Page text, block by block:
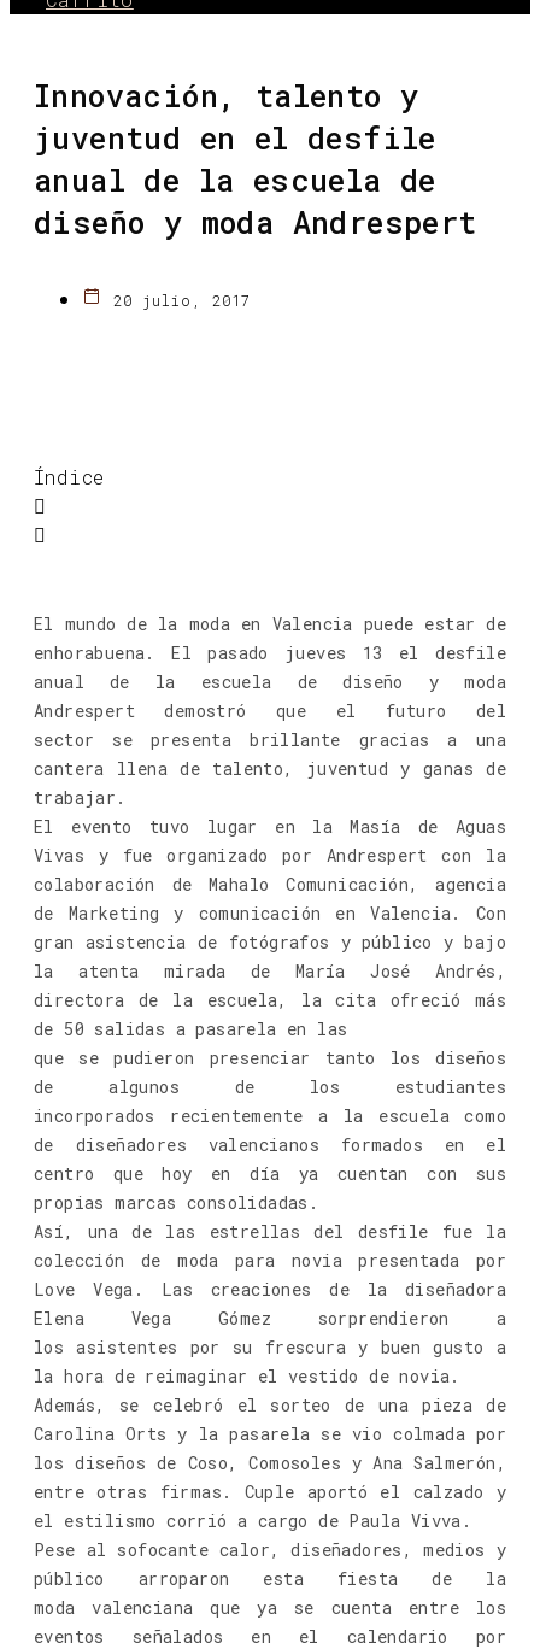
Innovación, talento y
juventud en el desfile
anual de la escuela de
diseño y moda Andrespert
20 julio, 2017
Índice
El mundo de la moda en Valencia puede estar de
enhorabuena. El pasado jueves 13 el desfile
anual de la escuela de diseño y moda
Andrespert demostró que el futuro del
sector se presenta brillante gracias a una
cantera llena de talento, juventud y ganas de
trabajar.
El evento tuvo lugar en la Masía de Aguas
Vivas y fue organizado por Andrespert con la
colaboración de Mahalo Comunicación, agencia
de Marketing y comunicación en Valencia. Con
gran asistencia de fotógrafos y público y bajo
la atenta mirada de María José Andrés,
directora de la escuela, la cita ofreció más
de 50 salidas a pasarela en las
que se pudieron presenciar tanto los diseños
de algunos de los estudiantes
incorporados recientemente a la escuela como
de diseñadores valencianos formados en el
centro que hoy en día ya cuentan con sus
propias marcas consolidadas.
Así, una de las estrellas del desfile fue la
colección de moda para novia presentada por
Love Vega. Las creaciones de la diseñadora
Elena Vega Gómez sorprendieron a
los asistentes por su frescura y buen gusto a
la hora de reimaginar el vestido de novia.
Además, se celebró el sorteo de una pieza de
Carolina Orts y la pasarela se vio colmada por
los diseños de Coso, Comosoles y Ana Salmerón,
entre otras firmas. Cuple aportó el calzado y
el estilismo corrió a cargo de Paula Vivva.
Pese al sofocante calor, diseñadores, medios y
público arroparon esta fiesta de la
moda valenciana que ya se cuenta entre los
eventos señalados en el calendario por